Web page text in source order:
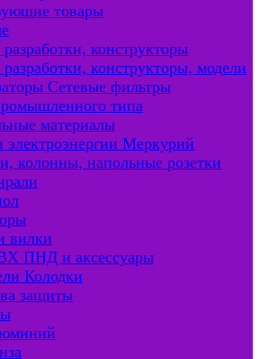
товары
конструкторы
разработки, конструкторы, модели
Сетевые фильтры
типа
материалы
электроэнергии Меркурий
колонны, напольные розетки
вилки
ПНД и аксессуары
Колодки
защиты